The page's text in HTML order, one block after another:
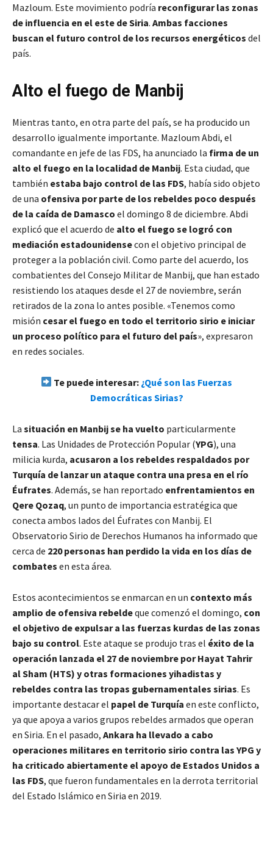
Mazloum. Este movimiento podría reconfigurar las zonas
de influencia en el este de Siria. Ambas facciones
buscan el futuro control de los recursos energéticos del
país.
Alto el fuego de Manbij
Mientras tanto, en otra parte del país, se ha producido un
desarrollo igualmente importante. Mazloum Abdi, el
comandante en jefe de las FDS, ha anunciado la firma de un
alto el fuego en la localidad de Manbij. Esta ciudad, que
también estaba bajo control de las FDS, había sido objeto
de una ofensiva por parte de los rebeldes poco después
de la caída de Damasco el domingo 8 de diciembre. Abdi
explicó que el acuerdo de alto el fuego se logró con
mediación estadounidensecon el objetivo principal de
proteger a la población civil. Como parte del acuerdo, los
combatientes del Consejo Militar de Manbij, que han estado
resistiendo los ataques desde el 27 de noviembre, serán
retirados de la zona lo antes posible. «Tenemos como
misión cesar el fuego en todo el territorio sirio e iniciar
un proceso político para el futuro del país», expresaron
en redes sociales.
Te puede interesar: ¿Qué son las Fuerzas
Democráticas Sirias?
La situación en Manbij se ha vuelto particularmente
tensa. Las Unidades de Protección Popular (YPG), una
milicia kurda, acusaron a los rebeldes respaldados por
Turquía de lanzar un ataque contra una presa en el río
Éufrates. Además, se han reportado enfrentamientos en
Qere Qozaq, un punto de importancia estratégica que
conecta ambos lados del Éufrates con Manbij. El
Observatorio Sirio de Derechos Humanos ha informado que
cerca de 220 personas han perdido la vida en los días de
combates en esta área.
Estos acontecimientos se enmarcan en un contexto más
amplio de ofensiva rebeldeque comenzó el domingo, con
el objetivo de expulsar a las fuerzas kurdas de las zonas
bajo su control. Este ataque se produjo tras el éxito de la
operación lanzada el 27 de noviembre por Hayat Tahrir
al Sham (HTS) y otras formaciones yihadistas y
rebeldes contra las tropas gubernamentales sirias. Es
importante destacar el papel de Turquía en este conflicto,
ya que apoya a varios grupos rebeldes armados que operan
en Siria. En el pasado, Ankara ha llevado a cabo
operaciones militares en territorio sirio contra las YPG y
ha criticado abiertamente el apoyo de Estados Unidos a
las FDS, que fueron fundamentales en la derrota territorial
del Estado Islámico en Siria en 2019.